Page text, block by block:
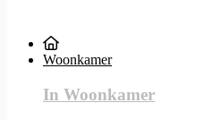
Woonkamer
In Woonkamer